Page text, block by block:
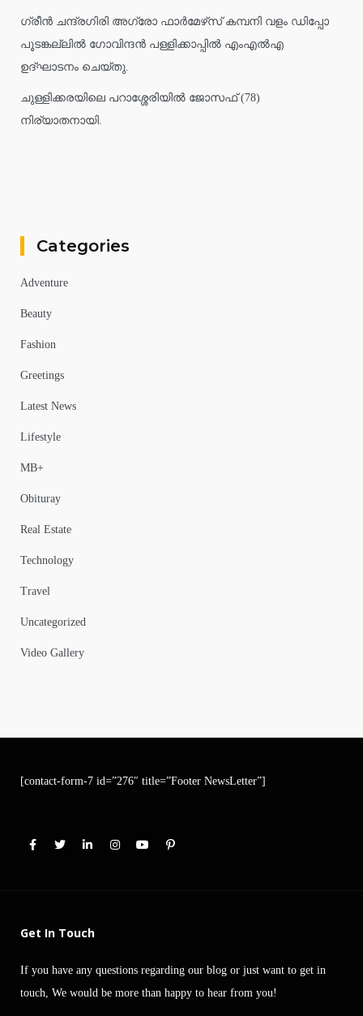
ഗ്രീൻ ചന്ദ്രഗിരി അഗ്രോ ഫാർമേഴ്‌സ് കമ്പനി വളം ഡിപ്പോ
പൂടങ്കല്ലിൽ ഗോവിന്ദൻ പള്ളിക്കാപ്പിൽ എംഎൽഎ
ഉദ്ഘാടനം ചെയ്തു.
ചുള്ളിക്കരയിലെ പറാശ്ശേരിയിൽ ജോസഫ് (78)
നിര്യാതനായി.
Categories
Adventure
Beauty
Fashion
Greetings
Latest News
Lifestyle
MB+
Obituray
Real Estate
Technology
Travel
Uncategorized
Video Gallery
[contact-form-7 id=”276″ title=”Footer NewsLetter”]
Get In Touch
If you have any questions regarding our blog or just want to get in
touch, We would be more than happy to hear from you!